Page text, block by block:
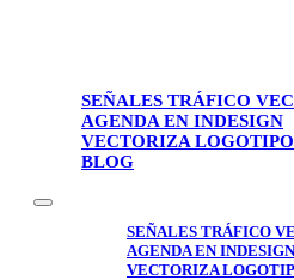
SEÑALES TRÁFICO
AGENDA EN INDESIGN
VECTORIZA
BLOG
SEÑALES TRÁFICO
AGENDA EN INDESIGN
VECTORIZA